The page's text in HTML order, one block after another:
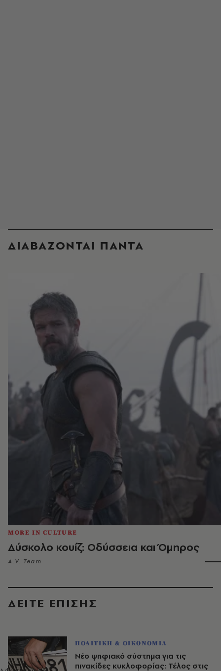
ΔΙΑΒΑΖΟΝΤΑΙ ΠΑΝΤΑ
MORE IN CULTURE
Δύσκολο κουίζ: Οδύσσεια και Όμηρος
A.V. Team
ΔΕΙΤΕ ΕΠΙΣΗΣ
ΠΟΛΙΤΙΚΗ & ΟΙΚΟΝΟΜΙΑ
Νέο ψηφιακό σύστημα για τις
πινακίδες κυκλοφορίας: Τέλος στις